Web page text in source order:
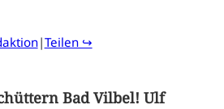
|Teilen ↪
Bad Vilbel! Ulf